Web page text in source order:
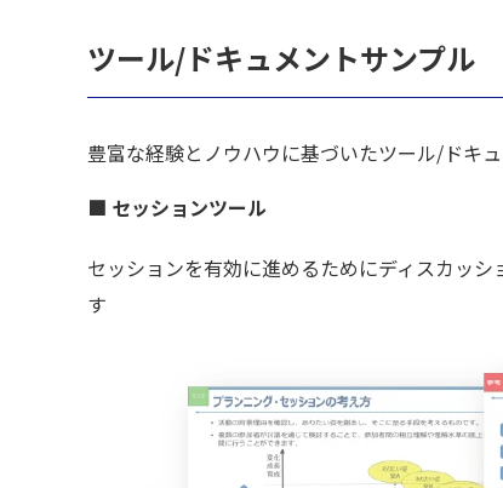
ツール/ドキュメントサンプル
豊富な経験とノウハウに基づいたツール/ドキ
■ セッションツール
セッションを有効に進めるためにディスカッ
す